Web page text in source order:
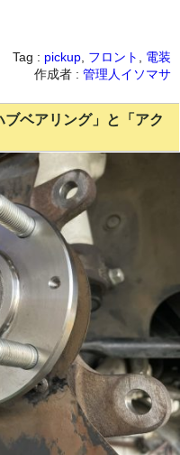
Tag : pickup フロント
電装
作成者 : 管理人イソマサ
ベアリング」と「アク